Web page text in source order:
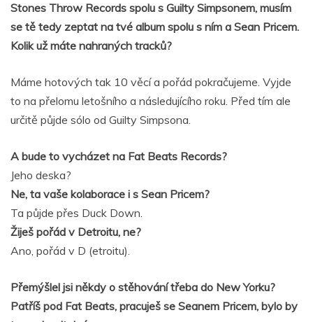
Stones Throw Records spolu s Guilty Simpsonem, musím
se tě tedy zeptat na tvé album spolu s ním a Sean Pricem.
Kolik už máte nahraných tracků?
Máme hotových tak 10 věcí a pořád pokračujeme. Vyjde
to na přelomu letošního a následujícího roku. Před tím ale
určitě půjde sólo od Guilty Simpsona.
A bude to vycházet na Fat Beats Records?
Jeho deska?
Ne, ta vaše kolaborace i s Sean Pricem?
Ta půjde přes Duck Down.
Žiješ pořád v Detroitu, ne?
Ano, pořád v D (etroitu).
Přemýšlel jsi někdy o stěhování třeba do New Yorku?
Patříš pod Fat Beats, pracuješ se Seanem Pricem, bylo by